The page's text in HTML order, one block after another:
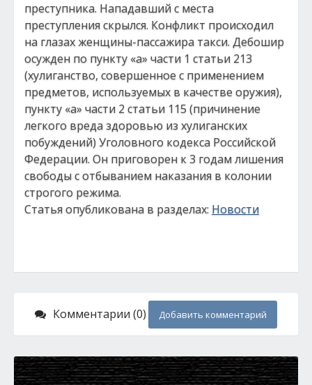
преступника. Нападавший с места
преступления скрылся. Конфликт происходил
на глазах женщины-пассажира такси. Дебошир
осужден по пункту «а» части 1 статьи 213
(хулиганство, совершенное с применением
предметов, используемых в качестве оружия),
пункту «а» части 2 статьи 115 (причинение
легкого вреда здоровью из хулиганских
побуждений) Уголовного кодекса Российской
Федерации. Он приговорен к 3 годам лишения
свободы с отбыванием наказания в колонии
строгого режима.
Статья опубликована в разделах: Новости
Комментарии (0) Добавить комментарий